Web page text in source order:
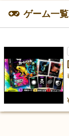
ゲーム一覧